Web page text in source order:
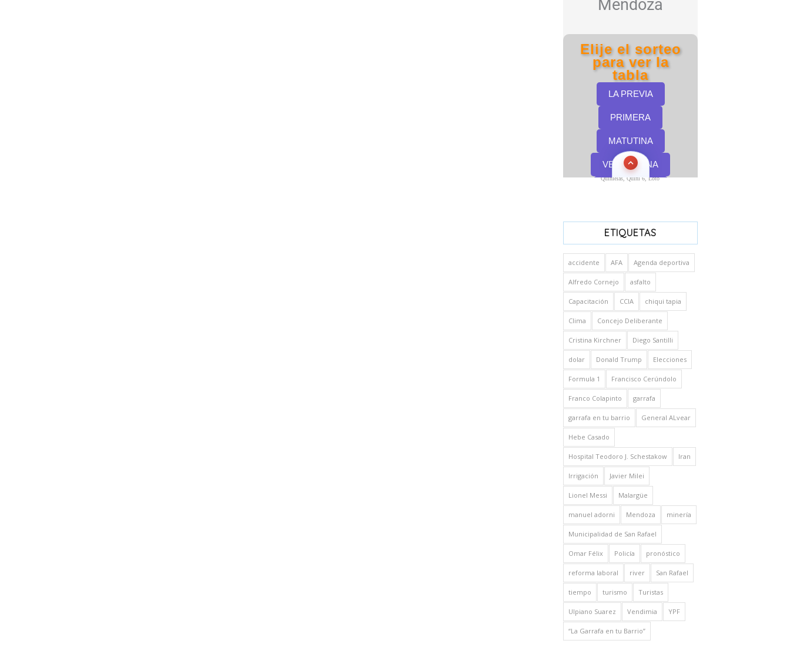
Quinielas, Quini 6, Loto
ETIQUETAS
accidente AFA Agenda deportiva
Alfredo Cornejo asfalto
Capacitación CCIA chiqui tapia
Clima Concejo Deliberante
Cristina Kirchner Diego Santilli
dolar Donald Trump Elecciones
Formula 1 Francisco Cerúndolo
Franco Colapinto garrafa
garrafa en tu barrio General ALvear
Hebe Casado
Hospital Teodoro J. Schestakow Iran
Irrigación Javier Milei
Lionel Messi Malargüe
manuel adorni Mendoza minería
Municipalidad de San Rafael
Omar Félix Policía pronóstico
reforma laboral river San Rafael
tiempo turismo Turistas
Ulpiano Suarez Vendimia YPF
“La Garrafa en tu Barrio”